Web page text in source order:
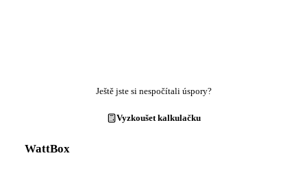
Ještě jste si nespočítali úspory?
Vyzkoušet kalkulačku
WattBox